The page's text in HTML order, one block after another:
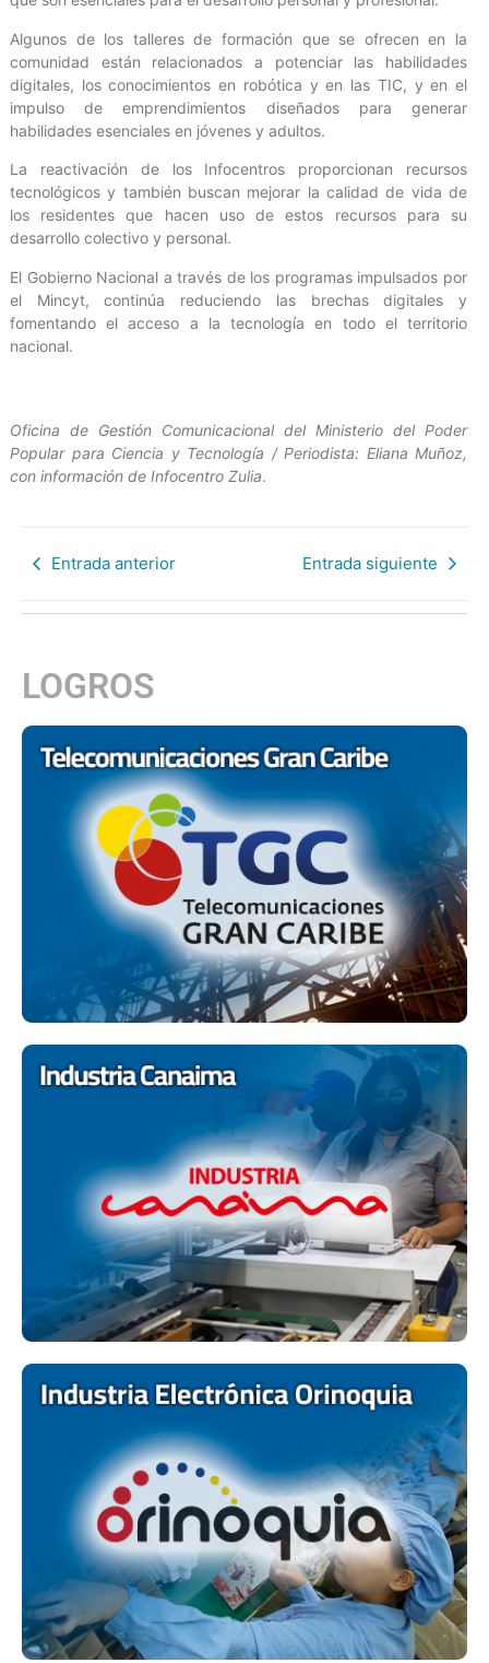
Algunos de los talleres de formación que se ofrecen en la
comunidad están relacionados a potenciar las habilidades
digitales, los conocimientos en robótica y en las TIC, y en el
impulso de emprendimientos diseñados para generar
habilidades esenciales en jóvenes y adultos.
La reactivación de los Infocentros proporcionan recursos
tecnológicos y también buscan mejorar la calidad de vida de
los residentes que hacen uso de estos recursos para su
desarrollo colectivo y personal.
El Gobierno Nacional a través de los programas impulsados por
el Mincyt, continúa reduciendo las brechas digitales y
fomentando el acceso a la tecnología en todo el territorio
nacional.
Oficina de Gestión Comunicacional del Ministerio del Poder
Popular para Ciencia y Tecnología / Periodista: Eliana Muñoz,
con información de Infocentro Zulia.
Entrada anterior Entrada siguiente
LOGROS